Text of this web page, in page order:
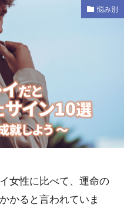
悩み別
女性に比べて、運命の
かると言われていま